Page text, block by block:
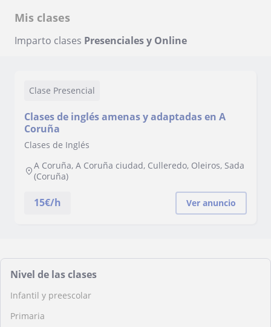
Mis clases
Imparto clases Presenciales y Online
Clase Presencial
Clases de inglés amenas y adaptadas en A
Coruña
Clases de Inglés
A Coruña, A Coruña ciudad, Culleredo, Oleiros, Sada
(Coruña)
15€/h Ver anuncio
Nivel de las clases
Infantil y preescolar
Primaria